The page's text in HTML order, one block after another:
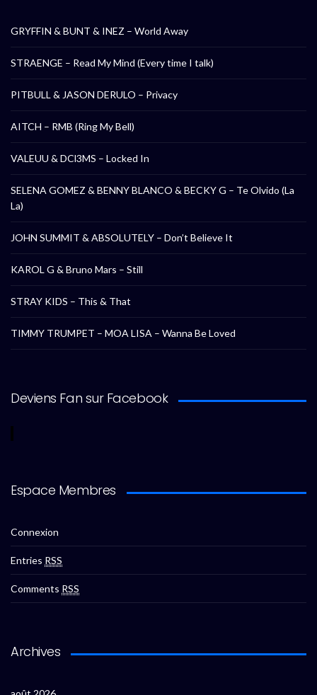
GRYFFIN & BUNT & INEZ – World Away
STRAENGE – Read My Mind (Every time I talk)
PITBULL & JASON DERULO – Privacy
AITCH – RMB (Ring My Bell)
VALEUU & DCl3MS – Locked In
SELENA GOMEZ & BENNY BLANCO & BECKY G – Te Olvido (La
La)
JOHN SUMMIT & ABSOLUTELY – Don’t Believe It
KAROL G & Bruno Mars – Still
STRAY KIDS – This & That
TIMMY TRUMPET – MOA LISA – Wanna Be Loved
Deviens Fan sur Facebook
Espace Membres
Connexion
Entries RSS
Comments RSS
Archives